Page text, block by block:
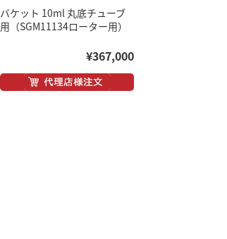
バケット 10ml 丸底チューブ
用（SGM11134ローター用）
¥367,000